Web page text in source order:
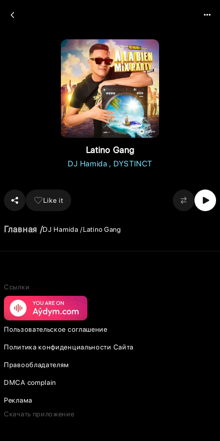
Latino Gang
DJ Hamida DYSTINCT
Like it
Главная DJ Hamida Latino Gang
Ссылки
Пользовательское соглашение
Политика конфиденциальности Сайта
Правообладателям
DMCA complain
Реклама
Скачать приложение